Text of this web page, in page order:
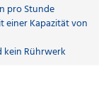
pro Stunde
einer Kapazität von
kein Rührwerk